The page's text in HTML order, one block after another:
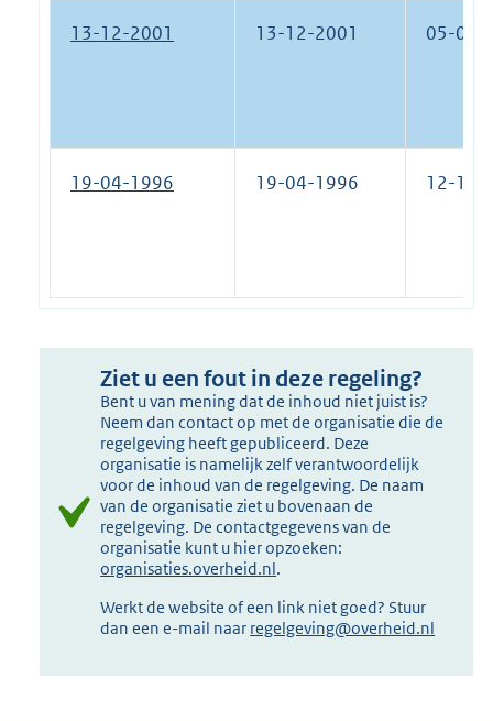
13-12-2001 13-12-2001 05-01-
19-04-1996 19-04-1996 12-12-
Ziet u een fout in deze regeling?
Bent u van mening dat de inhoud niet juist is?
Neem dan contact op met de organisatie die de
regelgeving heeft gepubliceerd. Deze
organisatie is namelijk zelf verantwoordelijk
voor de inhoud van de regelgeving. De naam
van de organisatie ziet u bovenaan de
regelgeving. De contactgegevens van de
organisatie kunt u hier opzoeken:
organisaties.overheid.nl.
Werkt de website of een link niet goed? Stuur
dan een e-mail naar regelgeving@overheid.nl